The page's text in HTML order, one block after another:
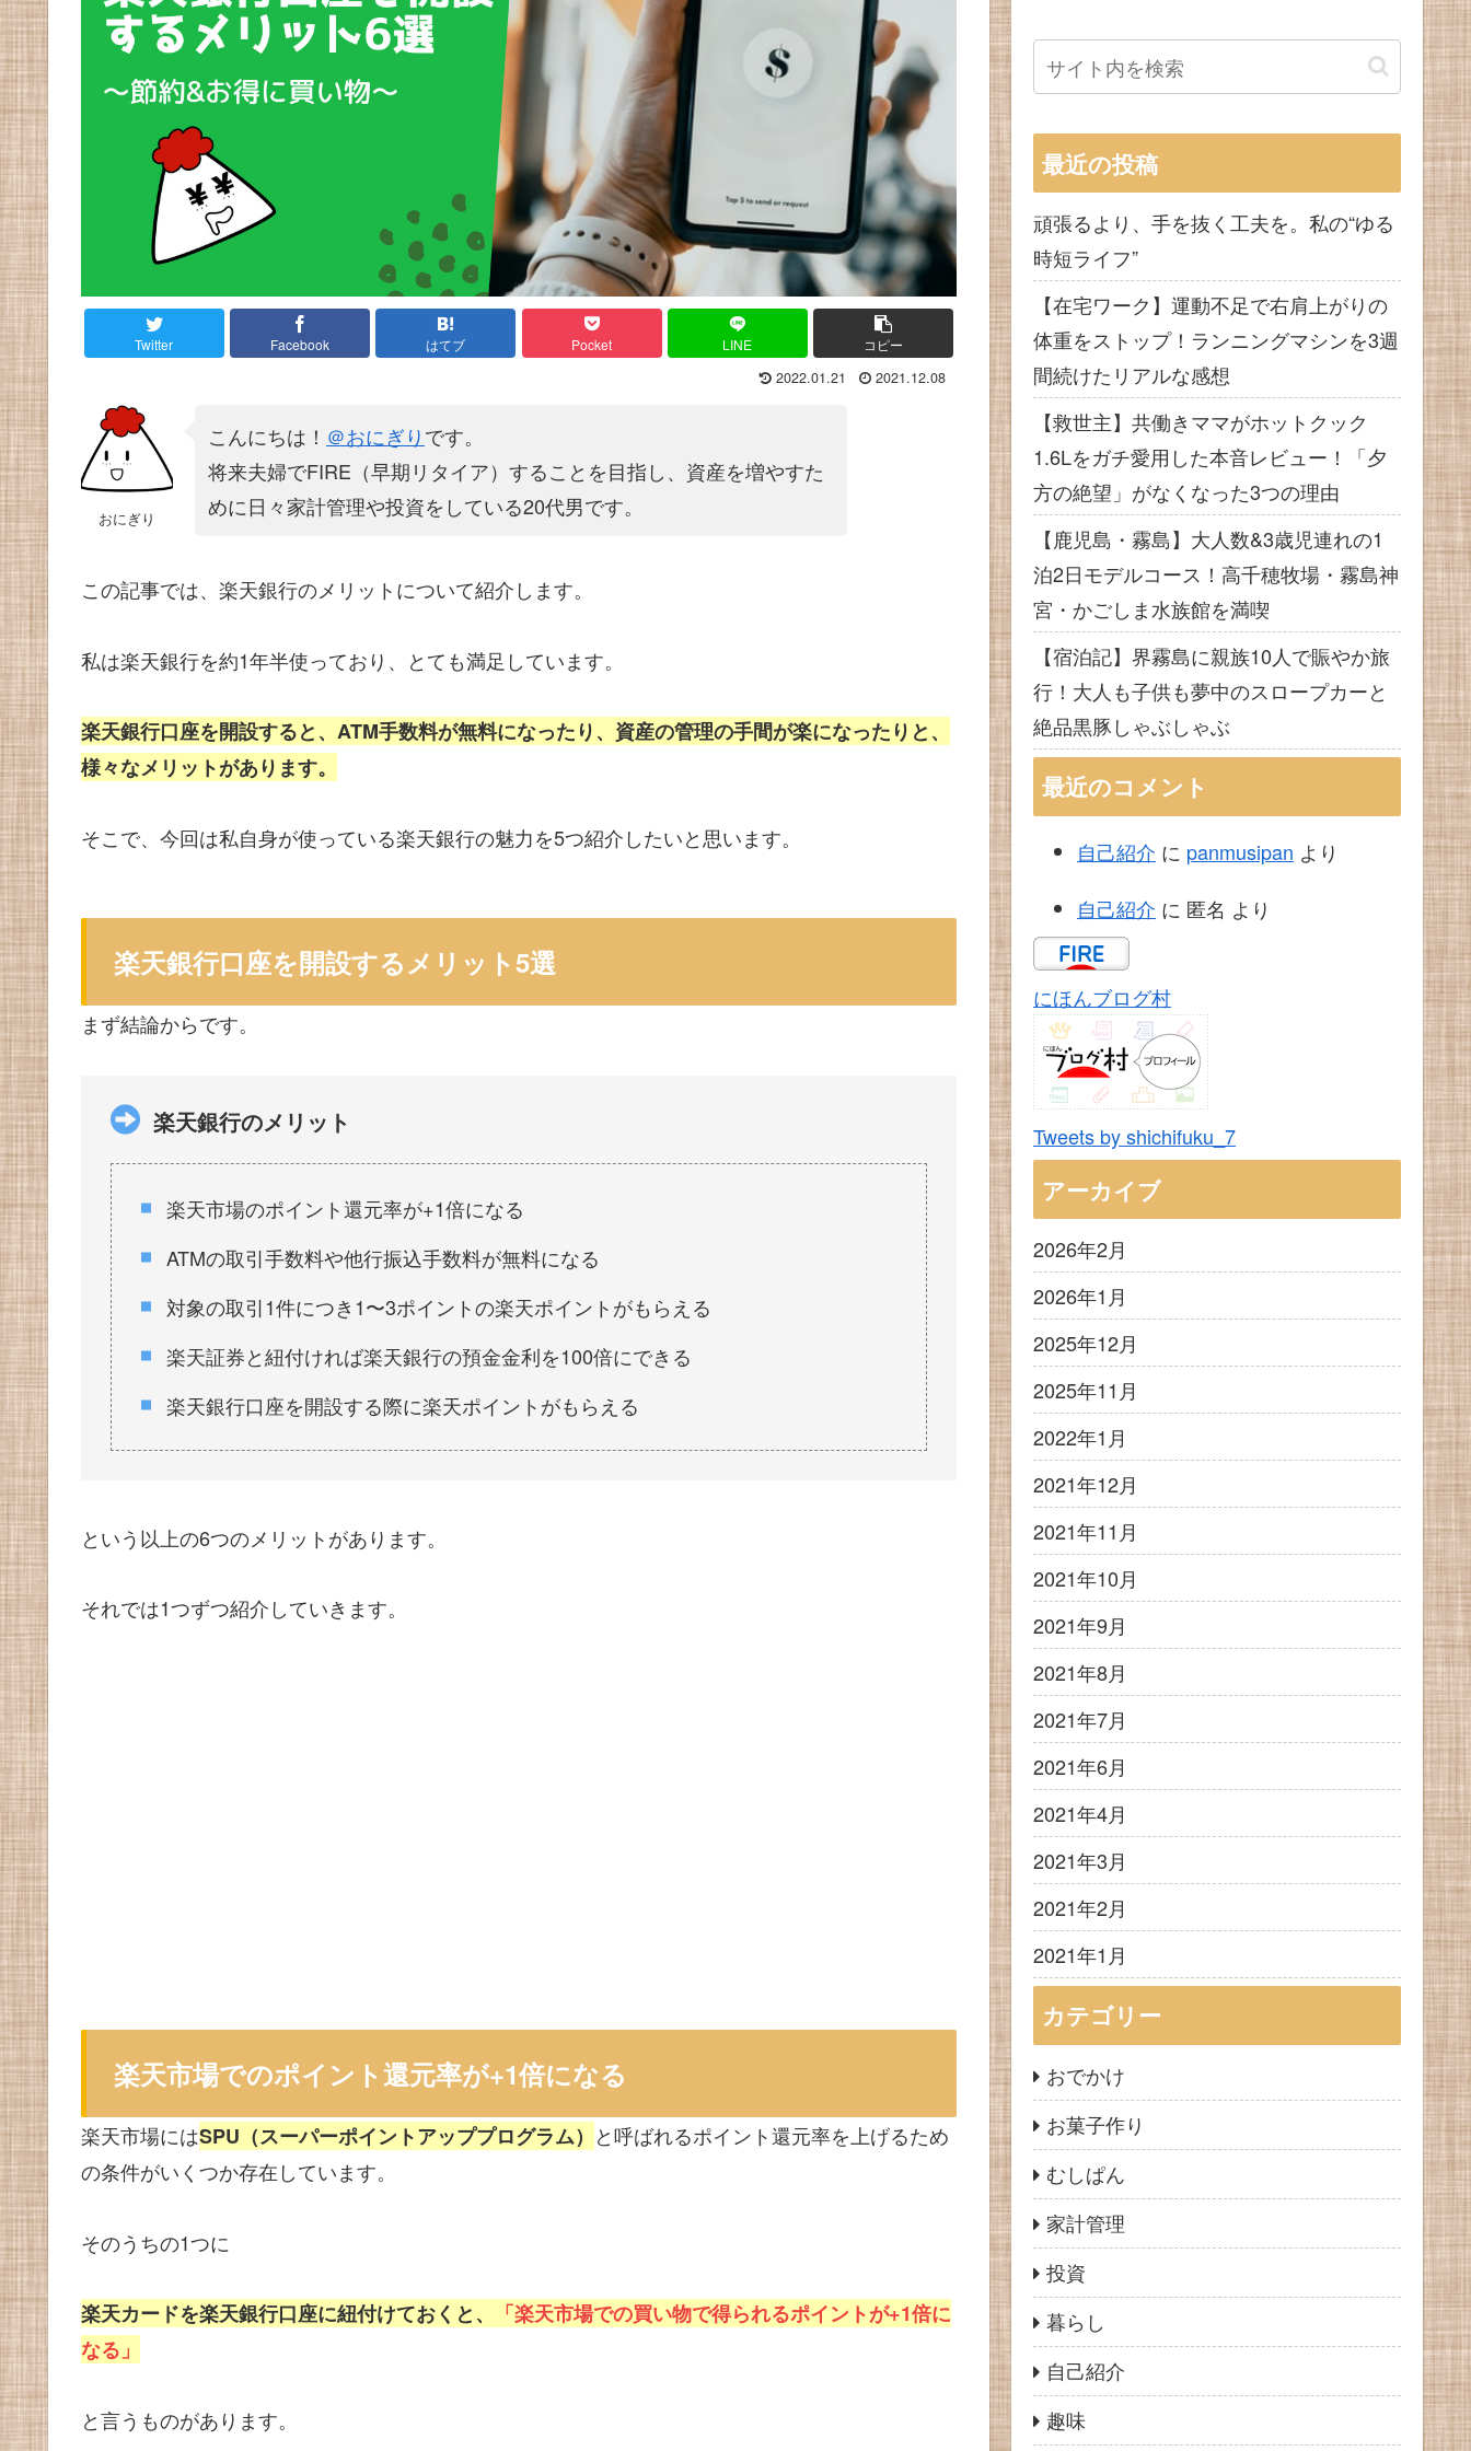
Twitter Facebook はてブ Pocket LINE コピー
2022.01.21 2021.12.08
おにぎり
こんにちは！ ＠おにぎりです。
将来夫婦でFIRE（早期リタイア）することを目指し、資産を増やすた
めに日々家計管理や投資をしている20代男です。
この記事では、楽天銀行のメリットについて紹介します。
私は楽天銀行を約1年半使っており、とても満足しています。
楽天銀行口座を開設すると、ATM手数料が無料になったり、資産の管理の手間が楽になったりと、
様々なメリットがあります。
そこで、今回は私自身が使っている楽天銀行の魅力を5つ紹介したいと思います。
楽天銀行口座を開設するメリット5選
まず結論からです。
楽天銀行のメリット
楽天市場のポイント還元率が+1倍になる
ATMの取引手数料や他行振込手数料が無料になる
対象の取引1件につき1〜3ポイントの楽天ポイントがもらえる
楽天証券と紐付ければ楽天銀行の預金金利を100倍にできる
楽天銀行口座を開設する際に楽天ポイントがもらえる
という以上の6つのメリットがあります。
それでは1つずつ紹介していきます。
楽天市場でのポイント還元率が+1倍になる
楽天市場にはSPU（スーパーポイントアッププログラム） と呼ばれるポイント還元率を上げるため
の条件がいくつか存在しています。
そのうちの1つに
楽天カードを楽天銀行口座に紐付けておくと、
「楽天市場での買い物で得られるポイントが+1倍に
なる」
と言うものがあります。
最近の投稿
頑張るより、手を抜く工夫を。私の“ゆる
時短ライフ”
【在宅ワーク】運動不足で右肩上がりの
体重をストップ！ランニングマシンを3週
間続けたリアルな感想
【救世主】共働きママがホットクック
1.6Lをガチ愛用した本音レビュー！「夕
方の絶望」がなくなった3つの理由
【鹿児島・霧島】大人数&3歳児連れの1
泊2日モデルコース！高千穂牧場・霧島神
宮・かごしま水族館を満喫
【宿泊記】界霧島に親族10人で賑やか旅
行！大人も子供も夢中のスロープカーと
絶品黒豚しゃぶしゃぶ
最近のコメント
自己紹介 に panmusipan より
自己紹介 に 匿名 より
にほんブログ村
Tweets by shichifuku_7
アーカイブ
2026年2月
2026年1月
2025年12月
2025年11月
2022年1月
2021年12月
2021年11月
2021年10月
2021年9月
2021年8月
2021年7月
2021年6月
2021年4月
2021年3月
2021年2月
2021年1月
カテゴリー
おでかけ
お菓子作り
むしぱん
家計管理
投資
暮らし
自己紹介
趣味